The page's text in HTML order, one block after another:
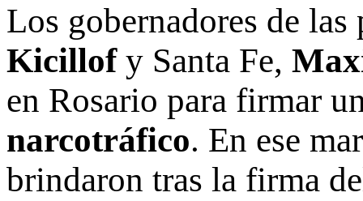
Los gobernadores de
Kicillofy Santa Fe,
en Rosario para firmar
narcotráfico. En ese
brindaron tras la firma